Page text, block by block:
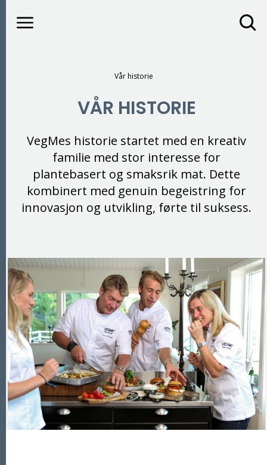
Meny
Vår historie
VÅR HISTORIE
VegMes historie startet med en kreativ
familie med stor interesse for
plantebasert og smaksrik mat. Dette
kombinert med genuin begeistring for
innovasjon og utvikling, førte til suksess.